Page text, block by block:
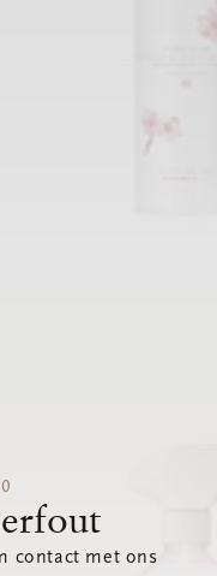
contact met ons